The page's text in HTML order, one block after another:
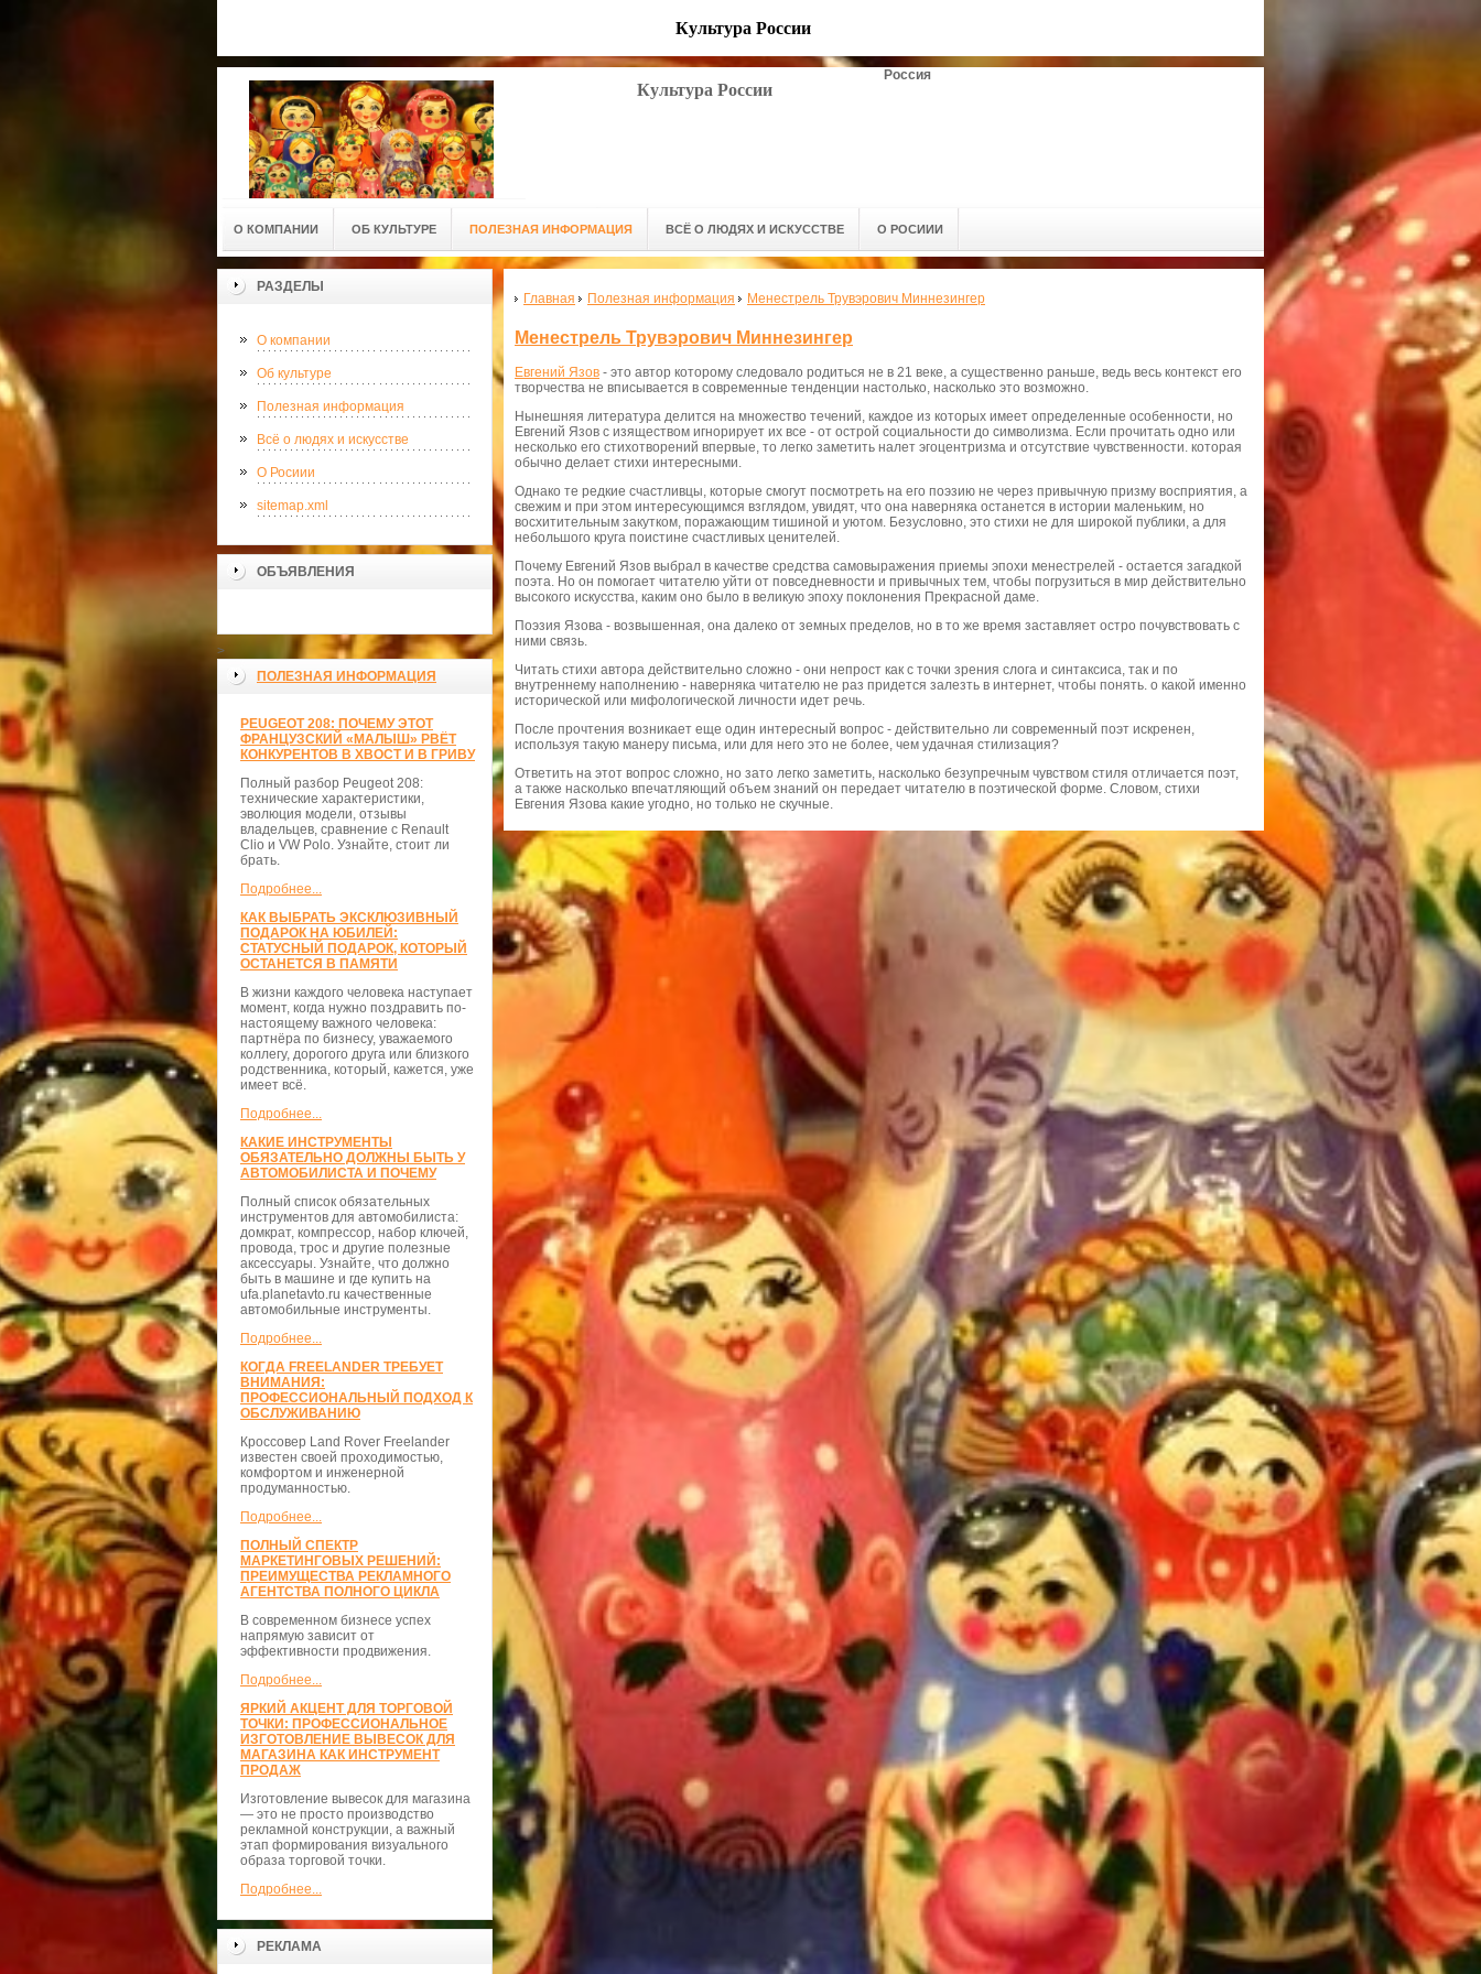
Культура России
Культура России
Россия
О КОМПАНИИ ОБ КУЛЬТУРЕ ПОЛЕЗНАЯ ИНФОРМАЦИЯ ВСЁ О ЛЮДЯХ И ИСКУССТВЕ О РОСИИИ
РАЗДЕЛЫ
О компании
Об культуре
Полезная информация
Всё о людях и искусстве
О Росиии
sitemap.xml
ОБЪЯВЛЕНИЯ
>
ПОЛЕЗНАЯ ИНФОРМАЦИЯ
PEUGEOT 208: ПОЧЕМУ ЭТОТ
ФРАНЦУЗСКИЙ «МАЛЫШ» РВЁТ
КОНКУРЕНТОВ В ХВОСТ И В ГРИВУ
Полный разбор Peugeot 208:
технические характеристики,
эволюция модели, отзывы
владельцев, сравнение с Renault
Clio и VW Polo. Узнайте, стоит ли
брать.
Подробнее...
КАК ВЫБРАТЬ ЭКСКЛЮЗИВНЫЙ
ПОДАРОК НА ЮБИЛЕЙ:
СТАТУСНЫЙ ПОДАРОК, КОТОРЫЙ
ОСТАНЕТСЯ В ПАМЯТИ
В жизни каждого человека наступает
момент, когда нужно поздравить по-
настоящему важного человека:
партнёра по бизнесу, уважаемого
коллегу, дорогого друга или близкого
родственника, который, кажется, уже
имеет всё.
Подробнее...
КАКИЕ ИНСТРУМЕНТЫ
ОБЯЗАТЕЛЬНО ДОЛЖНЫ БЫТЬ У
АВТОМОБИЛИСТА И ПОЧЕМУ
Полный список обязательных
инструментов для автомобилиста:
домкрат, компрессор, набор ключей,
провода, трос и другие полезные
аксессуары. Узнайте, что должно
быть в машине и где купить на
ufa.planetavto.ru качественные
автомобильные инструменты.
Подробнее...
КОГДА FREELANDER ТРЕБУЕТ
ВНИМАНИЯ:
ПРОФЕССИОНАЛЬНЫЙ ПОДХОД К
ОБСЛУЖИВАНИЮ
Кроссовер Land Rover Freelander
известен своей проходимостью,
комфортом и инженерной
продуманностью.
Подробнее...
ПОЛНЫЙ СПЕКТР
МАРКЕТИНГОВЫХ РЕШЕНИЙ:
ПРЕИМУЩЕСТВА РЕКЛАМНОГО
АГЕНТСТВА ПОЛНОГО ЦИКЛА
В современном бизнесе успех
напрямую зависит от
эффективности продвижения.
Подробнее...
ЯРКИЙ АКЦЕНТ ДЛЯ ТОРГОВОЙ
ТОЧКИ: ПРОФЕССИОНАЛЬНОЕ
ИЗГОТОВЛЕНИЕ ВЫВЕСОК ДЛЯ
МАГАЗИНА КАК ИНСТРУМЕНТ
ПРОДАЖ
Изготовление вывесок для магазина
— это не просто производство
рекламной конструкции, а важный
этап формирования визуального
образа торговой точки.
Подробнее...
РЕКЛАМА
Главная Полезная информация Менестрель Трувэрович Миннезингер
Менестрель Трувэрович Миннезингер
Евгений Язов - это автор которому следовало родиться не в 21 веке, а существенно раньше, ведь весь контекст его
творчества не вписывается в современные тенденции настолько, насколько это возможно.
Нынешняя литература делится на множество течений, каждое из которых имеет определенные особенности, но
Евгений Язов с изяществом игнорирует их все - от острой социальности до символизма. Если прочитать одно или
несколько его стихотворений впервые, то легко заметить налет эгоцентризма и отсутствие чувственности. которая
обычно делает стихи интересными.
Однако те редкие счастливцы, которые смогут посмотреть на его поэзию не через привычную призму восприятия, а
свежим и при этом интересующимся взглядом, увидят, что она наверняка останется в истории маленьким, но
восхитительным закутком, поражающим тишиной и уютом. Безусловно, это стихи не для широкой публики, а для
небольшого круга поистине счастливых ценителей.
Почему Евгений Язов выбрал в качестве средства самовыражения приемы эпохи менестрелей - остается загадкой
поэта. Но он помогает читателю уйти от повседневности и привычных тем, чтобы погрузиться в мир действительно
высокого искусства, каким оно было в великую эпоху поклонения Прекрасной даме.
Поэзия Язова - возвышенная, она далеко от земных пределов, но в то же время заставляет остро почувствовать с
ними связь.
Читать стихи автора действительно сложно - они непрост как с точки зрения слога и синтаксиса, так и по
внутреннему наполнению - наверняка читателю не раз придется залезть в интернет, чтобы понять. о какой именно
исторической или мифологической личности идет речь.
После прочтения возникает еще один интересный вопрос - действительно ли современный поэт искренен,
используя такую манеру письма, или для него это не более, чем удачная стилизация?
Ответить на этот вопрос сложно, но зато легко заметить, насколько безупречным чувством стиля отличается поэт,
а также насколько впечатляющий объем знаний он передает читателю в поэтической форме. Словом, стихи
Евгения Язова какие угодно, но только не скучные.